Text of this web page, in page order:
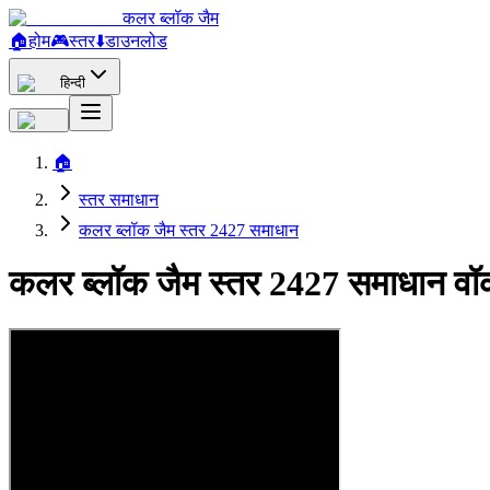
कलर ब्लॉक जैम
🏠होम🎮स्तर⬇️डाउनलोड
हिन्दी
🏠
स्तर समाधान
कलर ब्लॉक जैम स्तर 2427 समाधान
कलर ब्लॉक जैम स्तर 2427 समाधान